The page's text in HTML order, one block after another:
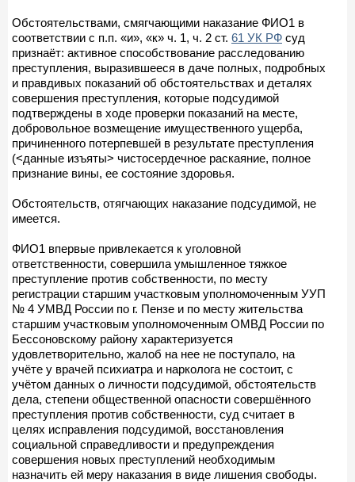
Обстоятельствами, смягчающими наказание ФИО1 в
соответствии с п.п. «и», «к» ч. 1, ч. 2 ст. 61 УК РФ суд
признаёт: активное способствование расследованию
преступления, выразившееся в даче полных, подробных
и правдивых показаний об обстоятельствах и деталях
совершения преступления, которые подсудимой
подтверждены в ходе проверки показаний на месте,
добровольное возмещение имущественного ущерба,
причиненного потерпевшей в результате преступления
(<данные изъяты> чистосердечное раскаяние, полное
признание вины, ее состояние здоровья.
Обстоятельств, отягчающих наказание подсудимой, не
имеется.
ФИО1 впервые привлекается к уголовной
ответственности, совершила умышленное тяжкое
преступление против собственности, по месту
регистрации старшим участковым уполномоченным УУП
№ 4 УМВД России по г. Пензе и по месту жительства
старшим участковым уполномоченным ОМВД России по
Бессоновскому району характеризуется
удовлетворительно, жалоб на нее не поступало, на
учёте у врачей психиатра и нарколога не состоит, с
учётом данных о личности подсудимой, обстоятельств
дела, степени общественной опасности совершённого
преступления против собственности, суд считает в
целях исправления подсудимой, восстановления
социальной справедливости и предупреждения
совершения новых преступлений необходимым
назначить ей меру наказания в виде лишения свободы.